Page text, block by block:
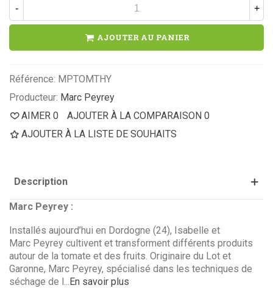
- +
AJOUTER AU PANIER
Référence: MPTOMTHY
Producteur: Marc Peyrey
AIMER 0 AJOUTER À LA COMPARAISON 0
AJOUTER À LA LISTE DE SOUHAITS
Description
Marc Peyrey :
Installés aujourd’hui en Dordogne (24), Isabelle et
Marc Peyrey cultivent et transforment différents produits
autour de la tomate et des fruits. Originaire du Lot et
Garonne, Marc Peyrey, spécialisé dans les techniques de
séchage de l... En savoir plus